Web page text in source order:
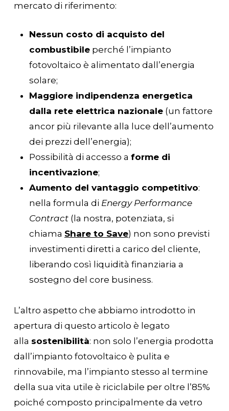
mercato di riferimento:
Nessun costo di acquisto del
combustibileperché l’impianto
fotovoltaico è alimentato dall’energia
solare;
Maggiore indipendenza energetica
dalla rete elettrica nazionale(un fattore
ancor più rilevante alla luce dell’aumento
dei prezzi dell’energia);
Possibilità di accesso a forme di
incentivazione;
Aumento del vantaggio competitivo:
nella formula di Energy Performance
Contract(la nostra, potenziata, si
chiama Share to Save) non sono previsti
investimenti diretti a carico del cliente,
liberando così liquidità finanziaria a
sostegno del core business.
L’altro aspetto che abbiamo introdotto in
apertura di questo articolo è legato
alla sostenibilità: non solo l’energia prodotta
dall’impianto fotovoltaico è pulita e
rinnovabile, ma l’impianto stesso al termine
della sua vita utile è riciclabile per oltre l’85%
poiché composto principalmente da vetro